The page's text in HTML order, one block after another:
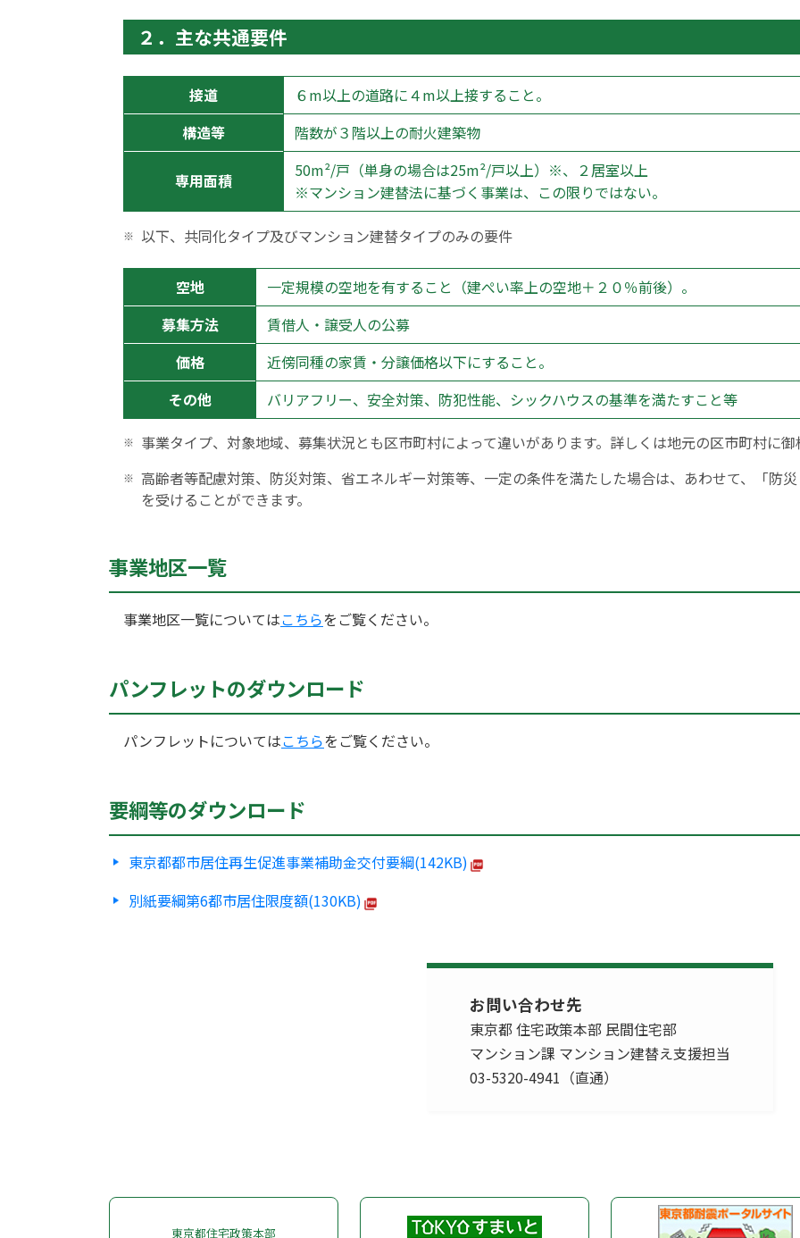
２．主な共通要件
接道
６m以上の道路に４m以上接すること。
構造等
階数が３階以上の耐火建築物
専用面積
50m²/戸（単身の場合は25m²/戸以上）※、２居室以上
※マンション建替法に基づく事業は、この限りではない。
以下、共同化タイプ及びマンション建替タイプのみの要件
空地
一定規模の空地を有すること（建ぺい率上の空地＋２０％前後）。
募集方法
賃借人・譲受人の公募
価格
近傍同種の家賃・分譲価格以下にすること。
その他
バリアフリー、安全対策、防犯性能、シックハウスの基準を満たすこと等
事業タイプ、対象地域、募集状況とも区市町村によって違いがあります。詳しくは地元の区市町村に御
高齢者等配慮対策、防災対策、省エネルギー対策等、一定の条件を満たした場合は、あわせて、「防
を受けることができます。
事業地区一覧
事業地区一覧についてはこちらをご覧ください。
パンフレットのダウンロード
パンフレットについてはこちらをご覧ください。
要綱等のダウンロード
東京都都市居住再生促進事業補助金交付要綱(142KB)
別紙要綱第6都市居住限度額(130KB)
お問い合わせ先
東京都 住宅政策本部 民間住宅部
マンション課 マンション建替え支援担当
03-5320-4941（直通）
東京都住宅政策本部